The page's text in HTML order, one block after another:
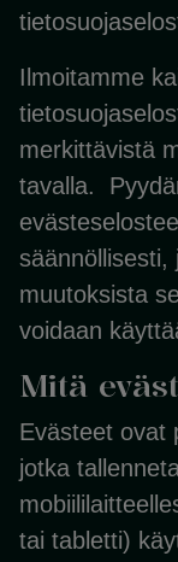
Ilmoitamme
merkittävistä
tavalla.
säännöllisesti,
muutoksista
voidaan
Mitä
Evästeet ovat
jotka
tai tabletti)